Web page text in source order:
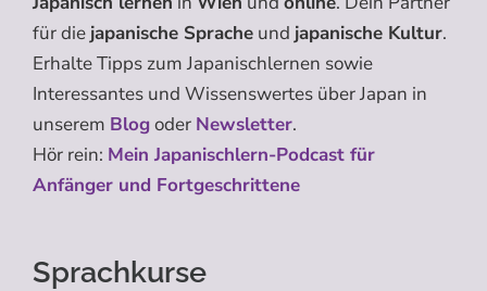
für die japanische Sprache und japanische Kultur.
Erhalte Tipps zum Japanischlernen sowie
Interessantes und Wissenswertes über Japan in
unserem Blogoder Newsletter.
Hör rein: Mein Japanischlern-Podcast für
Anfänger und Fortgeschrittene
Sprachkurse